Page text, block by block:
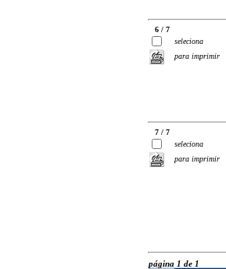
6 / 7
seleciona
para imprimir
7 / 7
seleciona
para imprimir
página 1 de 1